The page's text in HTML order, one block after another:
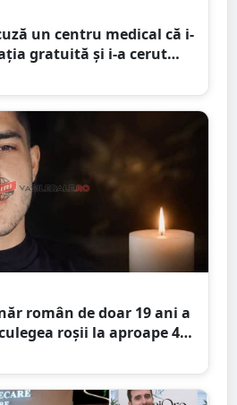
un centru medical că i-
gratuită și i-a cerut
programare
român de doar 19 ani a
roșii la aproape 40
Italia